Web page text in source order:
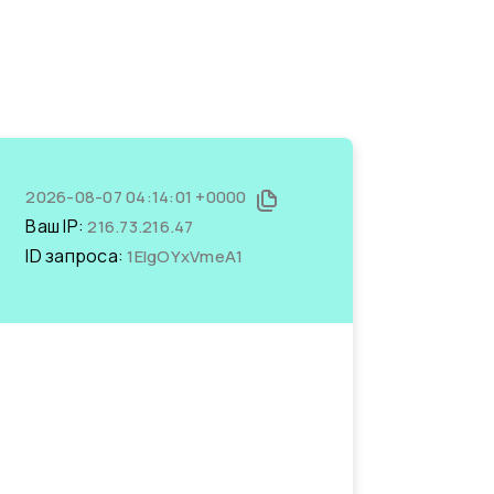
2026-08-07 04:14:01 +0000
Ваш IP:216.73.216.47
ID запроса:1EIgOYxVmeA1